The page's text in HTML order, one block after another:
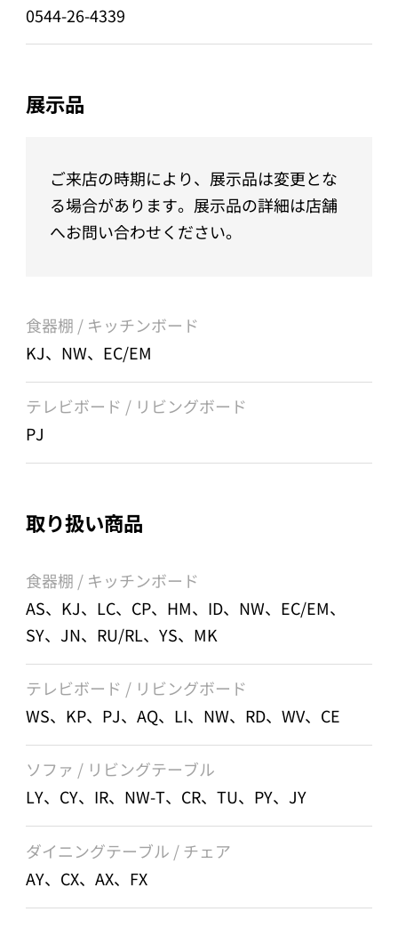
0544-26-4339
展示品
ご来店の時期により、展示品は変更とな
る場合があります。展示品の詳細は店舗
へお問い合わせください。
食器棚 / キッチンボード
KJ、NW、EC/EM
テレビボード / リビングボード
PJ
取り扱い商品
食器棚 / キッチンボード
AS、KJ、LC、CP、HM、ID、NW、EC/EM、
SY、JN、RU/RL、YS、MK
テレビボード / リビングボード
WS、KP、PJ、AQ、LI、NW、RD、WV、CE
ソファ / リビングテーブル
LY、CY、IR、NW-T、CR、TU、PY、JY
ダイニングテーブル / チェア
AY、CX、AX、FX